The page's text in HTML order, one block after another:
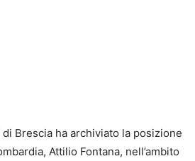
Brescia ha archiviato la posizione
Attilio Fontana, nell’ambito